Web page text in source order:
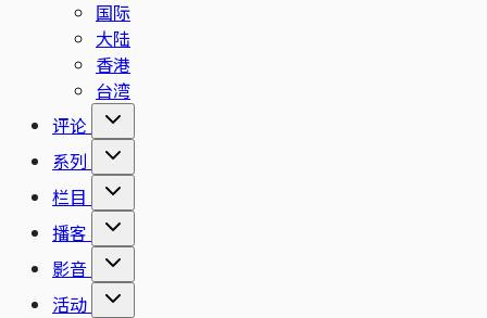
国际
大陆
香港
台湾
评论
系列
栏目
播客
影音
活动